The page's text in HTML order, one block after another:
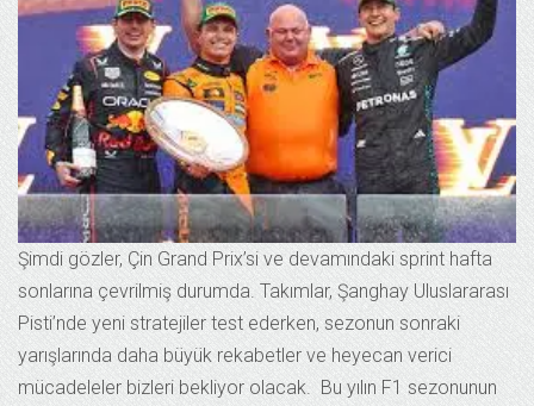
Şimdi gözler, Çin Grand Prix’si ve devamındaki sprint hafta
sonlarına çevrilmiş durumda. Takımlar, Şanghay Uluslararası
Pisti’nde yeni stratejiler test ederken, sezonun sonraki
yarışlarında daha büyük rekabetler ve heyecan verici
mücadeleler bizleri bekliyor olacak. Bu yılın F1 sezonunun